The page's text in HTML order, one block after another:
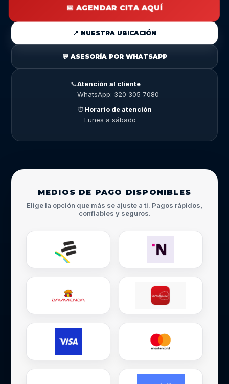
📅 AGENDAR CITA AQUÍ
📍 NUESTRA UBICACIÓN
💬 ASESORÍA POR WHATSAPP
📞Atención al cliente
WhatsApp: 320 305 7080
⏰Horario de atención
Lunes a sábado
MEDIOS DE PAGO DISPONIBLES
Elige la opción que más se ajuste a ti. Pagos rápidos,
confiables y seguros.